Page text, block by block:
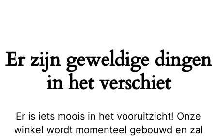
Er zijn geweldige dingen
in het verschiet
Er is iets moois in het vooruitzicht! Onze
winkel wordt momenteel gebouwd en zal